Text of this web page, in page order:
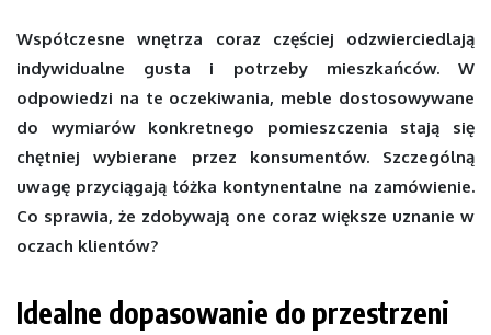
Współczesne wnętrza coraz częściej odzwierciedlają
indywidualne gusta i potrzeby mieszkańców. W
odpowiedzi na te oczekiwania, meble dostosowywane
do wymiarów konkretnego pomieszczenia stają się
chętniej wybierane przez konsumentów. Szczególną
uwagę przyciągają łóżka kontynentalne na zamówienie.
Co sprawia, że zdobywają one coraz większe uznanie w
oczach klientów?
Idealne dopasowanie do przestrzeni